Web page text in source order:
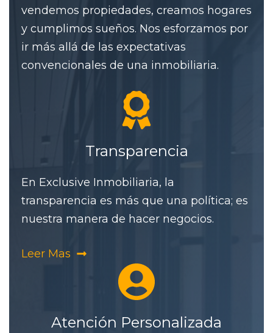
vendemos propiedades, creamos hogares
y cumplimos sueños. Nos esforzamos por
ir más allá de las expectativas
convencionales de una inmobiliaria.
Transparencia
En Exclusive Inmobiliaria, la
transparencia es más que una política; es
nuestra manera de hacer negocios.
Leer Mas
Atención Personalizada